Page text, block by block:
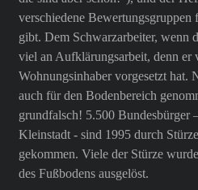
verschiedene
gibt. Dem Schwarzarbeiter, wenn
viel an Aufklärungsarbeit, denn er
Wohnungsinhaber vorgesetzt hat.
auch für den Bodenbereich
grundfalsch! 5.500 Bundesbürger
Kleinstadt - sind 1995 durch
gekommen. Viele der Stürze
des Fußbodens ausgelöst.